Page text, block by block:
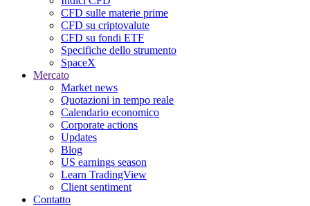
CFD sulle materie prime
CFD su criptovalute
CFD su fondi ETF
Specifiche dello strumento
SpaceX
Mercato
Market news
Quotazioni in tempo reale
Calendario economico
Corporate actions
Updates
Blog
US earnings season
Learn TradingView
Client sentiment
Contatto